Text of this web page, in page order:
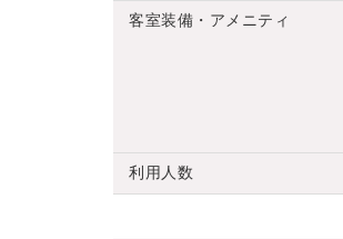
客室装備・アメニティ
利用人数